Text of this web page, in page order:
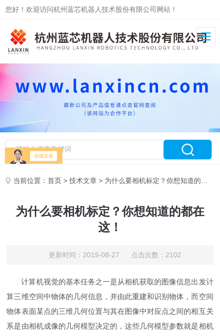
您好！欢迎访问杭州蓝芯机器人技术股份有限公司网站！
当前位置：首页 >技术文章 > 为什么要相机标定？你想知道的都在这！
为什么要相机标定？你想知道的都在
这！
更新时间：2019-08-27 点击次数：2102
计算机视觉的基本任务之一是从相机获取的图像信息出发计
算三维空间中物体的几何信息，并由此重建和识别物体，而空间
物体表面某点的三维几何位置与其在图像中对应点之间的相互关
系是由相机成像的几何模型决定的，这些几何模型参数就是相机